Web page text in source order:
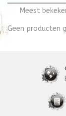
Meest
Geen producten